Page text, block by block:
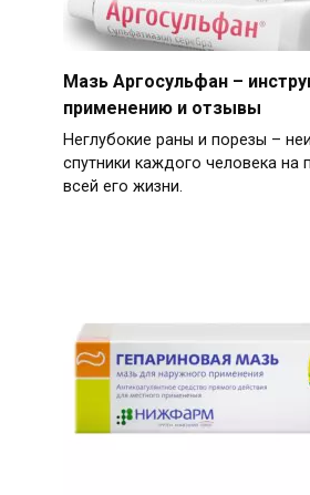
Мазь Аргосульфан –
применению и отзывы
Неглубокие раны и порезы –
спутники каждого человека на
всей его жизни.